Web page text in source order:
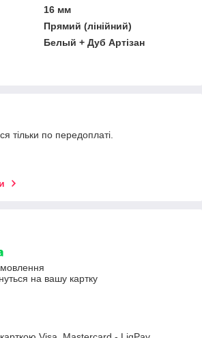
16 мм
Прямий (лінійний)
Белый + Дуб Артізан
тільки по передоплаті.
на вашу картку